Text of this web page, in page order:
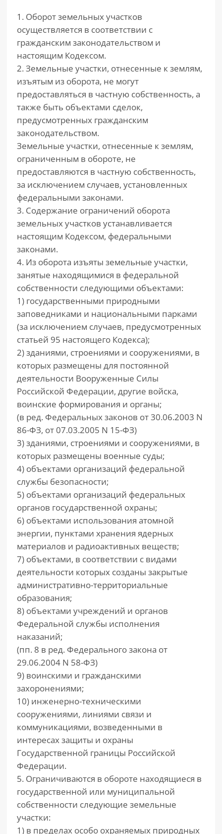
1. Оборот земельных участков
осуществляется в соответствии с
гражданским законодательством и
настоящим Кодексом.
2. Земельные участки, отнесенные к землям,
изъятым из оборота, не могут
предоставляться в частную собственность, а
также быть объектами сделок,
предусмотренных гражданским
законодательством.
Земельные участки, отнесенные к землям,
ограниченным в обороте, не
предоставляются в частную собственность,
за исключением случаев, установленных
федеральными законами.
3. Содержание ограничений оборота
земельных участков устанавливается
настоящим Кодексом, федеральными
законами.
4. Из оборота изъяты земельные участки,
занятые находящимися в федеральной
собственности следующими объектами:
1) государственными природными
заповедниками и национальными парками
(за исключением случаев, предусмотренных
статьей 95 настоящего Кодекса);
2) зданиями, строениями и сооружениями, в
которых размещены для постоянной
деятельности Вооруженные Силы
Российской Федерации, другие войска,
воинские формирования и органы;
(в ред. Федеральных законов от 30.06.2003 N
86-ФЗ, от 07.03.2005 N 15-ФЗ)
3) зданиями, строениями и сооружениями, в
которых размещены военные суды;
4) объектами организаций федеральной
службы безопасности;
5) объектами организаций федеральных
органов государственной охраны;
6) объектами использования атомной
энергии, пунктами хранения ядерных
материалов и радиоактивных веществ;
7) объектами, в соответствии с видами
деятельности которых созданы закрытые
административно-территориальные
образования;
8) объектами учреждений и органов
Федеральной службы исполнения
наказаний;
(пп. 8 в ред. Федерального закона от
29.06.2004 N 58-ФЗ)
9) воинскими и гражданскими
захоронениями;
10) инженерно-техническими
сооружениями, линиями связи и
коммуникациями, возведенными в
интересах защиты и охраны
Государственной границы Российской
Федерации.
5. Ограничиваются в обороте находящиеся в
государственной или муниципальной
собственности следующие земельные
участки:
1) в пределах особо охраняемых природных